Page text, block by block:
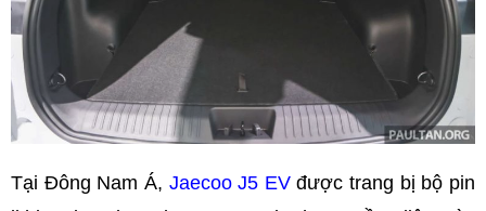
Tại Đông Nam Á, Jaecoo J5 EVđược trang bị bộ pin